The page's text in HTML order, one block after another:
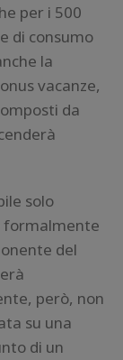
per i 500
di consumo
la
vacanze,
da
solo
formalmente
del
però, non
su una
di un